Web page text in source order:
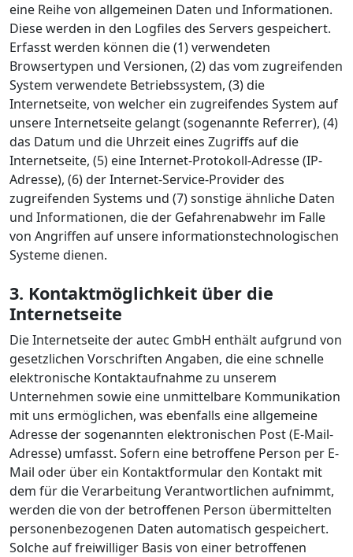
eine Reihe von allgemeinen Daten und Informationen.
Diese werden in den Logfiles des Servers gespeichert.
Erfasst werden können die (1) verwendeten
Browsertypen und Versionen, (2) das vom zugreifenden
System verwendete Betriebssystem, (3) die
Internetseite, von welcher ein zugreifendes System auf
unsere Internetseite gelangt (sogenannte Referrer), (4)
das Datum und die Uhrzeit eines Zugriffs auf die
Internetseite, (5) eine Internet-Protokoll-Adresse (IP-
Adresse), (6) der Internet-Service-Provider des
zugreifenden Systems und (7) sonstige ähnliche Daten
und Informationen, die der Gefahrenabwehr im Falle
von Angriffen auf unsere informationstechnologischen
Systeme dienen.
3. Kontaktmöglichkeit über die
Internetseite
Die Internetseite der autec GmbH enthält aufgrund von
gesetzlichen Vorschriften Angaben, die eine schnelle
elektronische Kontaktaufnahme zu unserem
Unternehmen sowie eine unmittelbare Kommunikation
mit uns ermöglichen, was ebenfalls eine allgemeine
Adresse der sogenannten elektronischen Post (E-Mail-
Adresse) umfasst. Sofern eine betroffene Person per E-
Mail oder über ein Kontaktformular den Kontakt mit
dem für die Verarbeitung Verantwortlichen aufnimmt,
werden die von der betroffenen Person übermittelten
personenbezogenen Daten automatisch gespeichert.
Solche auf freiwilliger Basis von einer betroffenen